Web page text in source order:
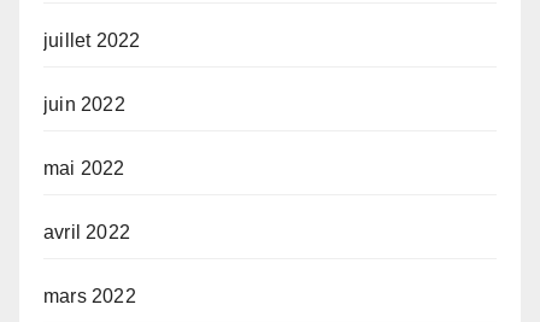
juillet 2022
juin 2022
mai 2022
avril 2022
mars 2022